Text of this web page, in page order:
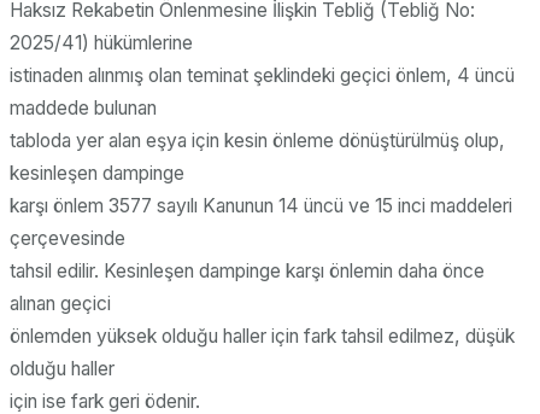
Haksız Rekabetin Önlenmesine İlişkin Tebliğ (Tebliğ No:
2025/41) hükümlerine
istinaden alınmış olan teminat şeklindeki geçici önlem, 4 üncü
maddede bulunan
tabloda yer alan eşya için kesin önleme dönüştürülmüş olup,
kesinleşen dampinge
karşı önlem 3577 sayılı Kanunun 14 üncü ve 15 inci maddeleri
çerçevesinde
tahsil edilir. Kesinleşen dampinge karşı önlemin daha önce
alınan geçici
önlemden yüksek olduğu haller için fark tahsil edilmez, düşük
olduğu haller
için ise fark geri ödenir.